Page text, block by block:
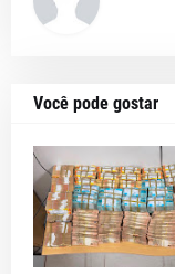
Você pode gostar